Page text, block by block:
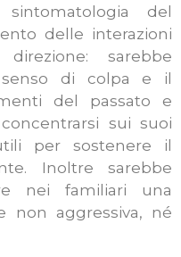
sintomatologia del
delle interazioni
sarebbe
di colpa e il
del passato e
sui suoi
per sostenere il
Inoltre sarebbe
nei familiari una
non aggressiva, né